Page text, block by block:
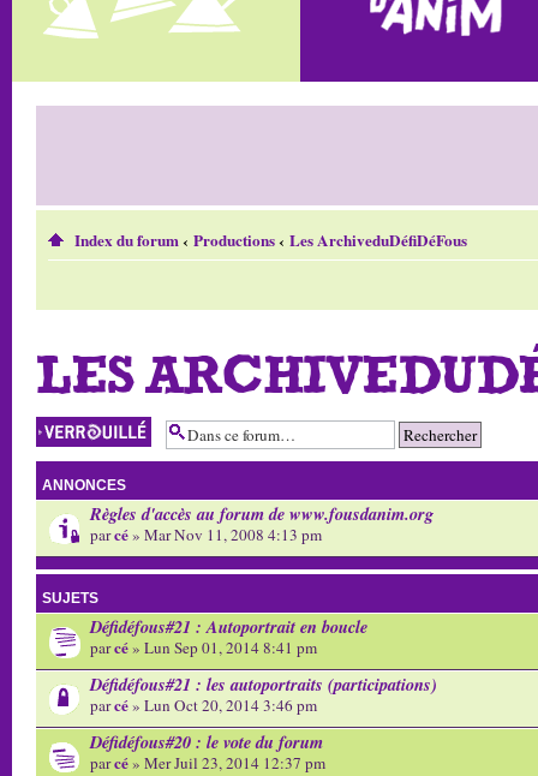
Index du forum‹ Productions‹ Les ArchiveduDéfiDéFous
LES
Forum verrouillé
ANNONCES
Règles d'accès au forum de www.fousdanim.org
parcé» Mar Nov 11, 2008 4:13 pm
SUJETS
Défidéfous#21 : Autoportrait en boucle
parcé» Lun Sep 01, 2014 8:41 pm
Défidéfous#21 : les autoportraits (participations)
parcé» Lun Oct 20, 2014 3:46 pm
Défidéfous#20 : le vote du forum
parcé» Mer Juil 23, 2014 12:37 pm